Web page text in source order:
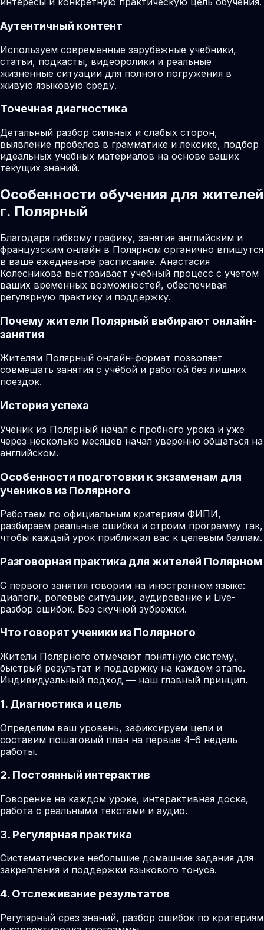
Аутентичный контент
Используем современные зарубежные учебники,
статьи, подкасты, видеоролики и реальные
жизненные ситуации для полного погружения в
живую языковую среду.
Точечная диагностика
Детальный разбор сильных и слабых сторон,
выявление пробелов в грамматике и лексике, подбор
идеальных учебных материалов на основе ваших
текущих знаний.
Особенности обучения для жителей
г. Полярный
Благодаря гибкому графику, занятия английским и
французским онлайн в Полярном органично впишутся
в ваше ежедневное расписание. Анастасия
Колесникова выстраивает учебный процесс с учетом
ваших временных возможностей, обеспечивая
регулярную практику и поддержку.
Почему жители Полярный выбирают онлайн-
занятия
Жителям Полярный онлайн-формат позволяет
совмещать занятия с учёбой и работой без лишних
поездок.
История успеха
Ученик из Полярный начал с пробного урока и уже
через несколько месяцев начал уверенно общаться на
английском.
Особенности подготовки к экзаменам для
учеников из Полярного
Работаем по официальным критериям ФИПИ,
разбираем реальные ошибки и строим программу так,
чтобы каждый урок приближал вас к целевым баллам.
Разговорная практика для жителей Полярном
С первого занятия говорим на иностранном языке:
диалоги, ролевые ситуации, аудирование и Live-
разбор ошибок. Без скучной зубрежки.
Что говорят ученики из Полярного
Жители Полярного отмечают понятную систему,
быстрый результат и поддержку на каждом этапе.
Индивидуальный подход — наш главный принцип.
1. Диагностика и цель
Определим ваш уровень, зафиксируем цели и
составим пошаговый план на первые 4–6 недель
работы.
2. Постоянный интерактив
Говорение на каждом уроке, интерактивная доска,
работа с реальными текстами и аудио.
3. Регулярная практика
Систематические небольшие домашние задания для
закрепления и поддержки языкового тонуса.
4. Отслеживание результатов
Регулярный срез знаний, разбор ошибок по критериям